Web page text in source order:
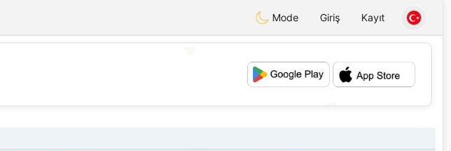
Mode Giriş Kayıt
💕